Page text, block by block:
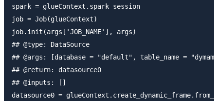
spark = glueContext.spark_session
job = Job(glueContext)
job.init(args['JOB_NAME'], args)
## @type: DataSource
## @args: [database = "default", table_name =
## @return: datasource0
## @inputs: []
datasource0 =